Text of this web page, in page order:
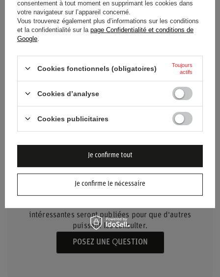
État Nouveaux produits
Genre
Marque Toyota Gazoo Racing
BESOIN D'AIDE ? AVEZ-VOUS DES
QUESTIONS ?
Posez votre question et nous vous répondrons
intéressantes seront publiées pour que d'autres
puissent les consulter.
POSEZ UNE QUESTION
consentement à tout moment en supprimant les cookies dans
votre navigateur sur l’appareil concerné.
Vous trouverez également plus d’informations sur les conditions
et la confidentialité sur la page Confidentialité et conditions de
Google
Cookies fonctionnels (obligatoires)
Toujours
actifs
Cookies d’analyse
Cookies publicitaires
Je confirme le nécessaire
Je confirme tout